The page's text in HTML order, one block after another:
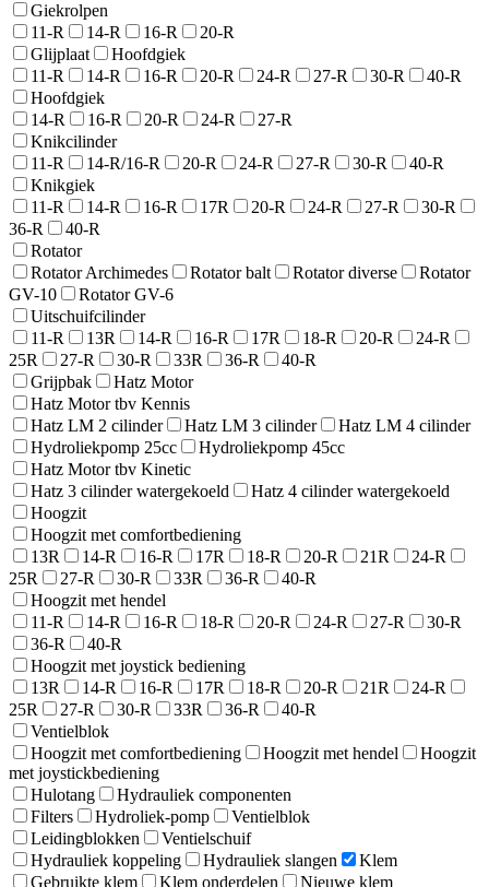
Giekrolpen
11-R
14-R 16-R
20-R
Glijplaat
Hoofdgiek
11-R
14-R 16-R 20-R 24-R 27-R 30-R
40-R
Hoofdgiek
14-R
16-R 20-R 24-R
27-R
Knikcilinder
11-R
14-R/16-R 20-R 24-R 27-R 30-R
40-R
Knikgiek
11-R
14-R 16-R 17R 20-R 24-R 27-R
30-R
36-R
40-R
Rotator
Rotator Archimedes
Rotator balt Rotator diverse
Rotator
GV-10
Rotator GV-6
Uitschuifcilinder
11-R
13R 14-R 16-R 17R 18-R 20-R
24-R
25R
27-R 30-R 33R 36-R
40-R
Grijpbak
Hatz Motor
Hatz Motor tbv Kennis
Hatz LM 2 cilinder
Hatz LM 3 cilinder
Hatz LM 4 cilinder
Hydroliekpomp 25cc
Hydroliekpomp 45cc
Hatz Motor tbv Kinetic
Hatz 3 cilinder watergekoeld
Hatz 4 cilinder watergekoeld
Hoogzit
Hoogzit met comfortbediening
13R
14-R 16-R 17R 18-R 20-R 21R
24-R
25R
27-R 30-R 33R 36-R
40-R
Hoogzit met hendel
11-R
14-R 16-R 18-R 20-R 24-R 27-R
30-R
36-R
40-R
Hoogzit met joystick bediening
13R
14-R 16-R 17R 18-R 20-R 21R
24-R
25R
27-R 30-R 33R 36-R
40-R
Ventielblok
Hoogzit met comfortbediening
Hoogzit met hendel
Hoogzit
met joystickbediening
Hulotang
Hydrauliek componenten
Filters
Hydroliek-pomp
Ventielblok
Leidingblokken
Ventielschuif
Hydrauliek koppeling
Hydrauliek slangen
Klem
Gebruikte klem
Klem onderdelen Nieuwe klem